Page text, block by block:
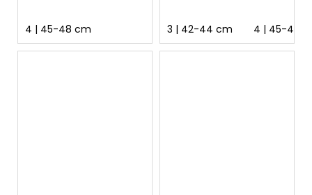
4 | 45-48 cm 3 | 42-44 cm 4 | 45-48